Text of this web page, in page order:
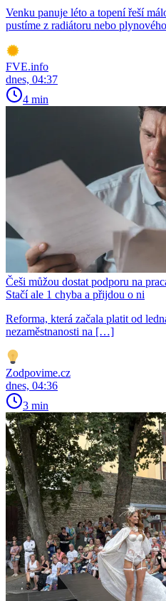
Venku panuje léto a topení řeší
pustíme z radiátoru nebo
FVE.info
dnes, 04:37
4 min
Češi můžou dostat podporu na
Stačí ale 1 chyba a přijdou o ni
Reforma, která začala platit od
nezaměstnanosti na […]
Zodpovime.cz
dnes, 04:36
3 min